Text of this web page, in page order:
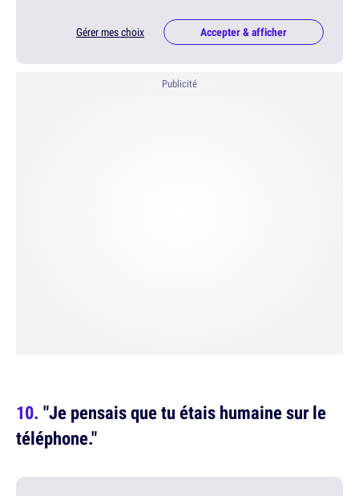
Gérer mes choix Accepter & afficher
Publicité
"Je pensais que tu étais humaine sur le
téléphone."